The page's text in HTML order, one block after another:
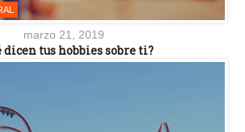
marzo 21, 2019
dicen tus hobbies sobre ti?